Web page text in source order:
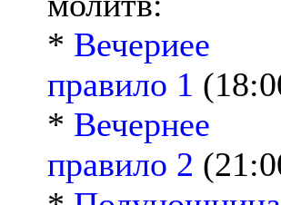
* Вечериее
правило 1
* Вечернее
правило 2